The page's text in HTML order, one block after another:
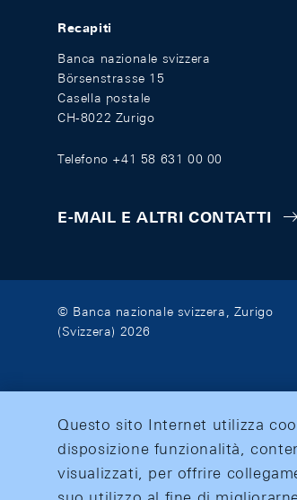
Recapiti
Banca nazionale svizzera
Börsenstrasse 15
Casella postale
CH-8022 Zurigo
Telefono +41 58 631 00 00
E-MAIL E ALTRI CONTATTI
© Banca nazionale svizzera, Zurigo
(Svizzera) 2026
Questo sito Internet utilizza
disposizione funzionalità,
visualizzati, per offrire